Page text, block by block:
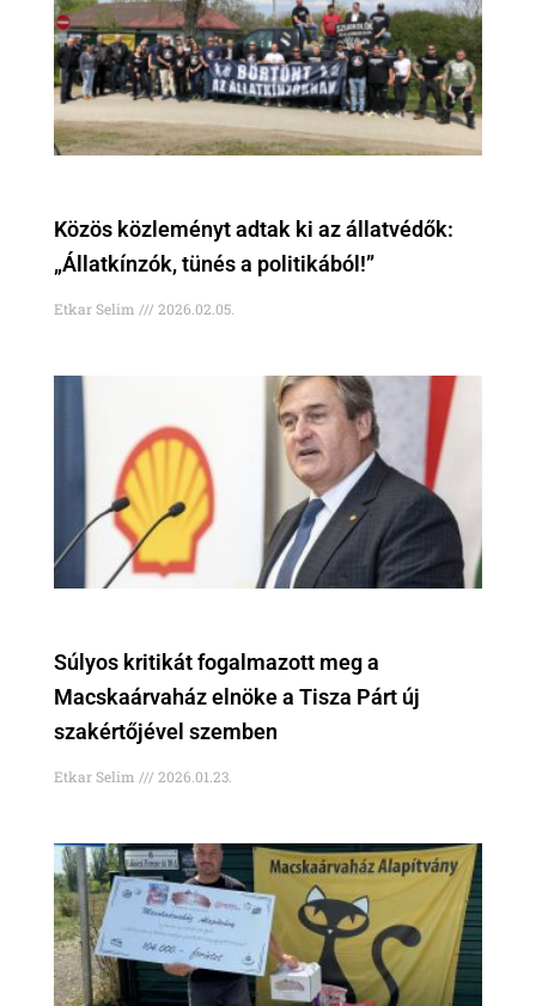
Közös közleményt adtak ki az állatvédők:
„Állatkínzók, tünés a politikából!”
Etkar Selim 2026.02.05.
Súlyos kritikát fogalmazott meg a
Macskaárvaház elnöke a Tisza Párt új
szakértőjével szemben
Etkar Selim 2026.01.23.